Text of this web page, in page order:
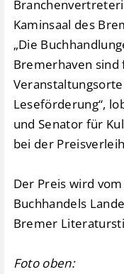
Kaminsaal des
„Die
Bremerhaven
Leseförderung“,
und Senator für
bei der
Der Preis wird
Buchhandels
Bremer
Foto oben: